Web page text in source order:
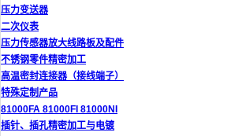
压力变送器
二次仪表
压力传感器放大线路板及配件
不锈钢零件精密加工
高温密封连接器（接线端子）
特殊定制产品
81000FA 81000FI 81000NI
插针、插孔精密加工与电镀